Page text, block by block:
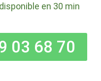
en 30 min
03 68 70